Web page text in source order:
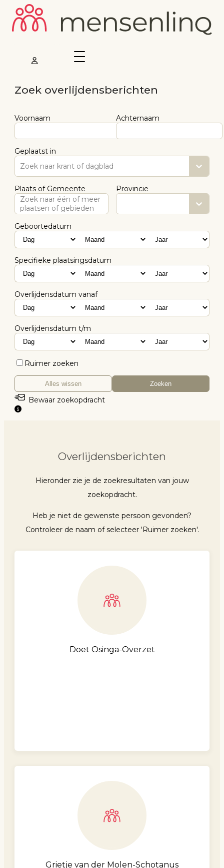
Zoek overlijdensberichten
Voornaam Achternaam
Geplaatst in
Zoek naar krant of dagblad
Plaats of Gemeente
Zoek naar één of meer
plaatsen of gebieden
Provincie
Geboortedatum
Specifieke plaatsingsdatum
Overlijdensdatum vanaf
Overlijdensdatum t/m
Ruimer zoeken
Alles wissen Zoeken
Bewaar zoekopdracht
Overlijdensberichten
Hieronder zie je de zoekresultaten van jouw
zoekopdracht.
Heb je niet de gewenste persoon gevonden?
Controleer de naam of selecteer 'Ruimer zoeken'.
Doet Osinga-Overzet
Grietje van der Molen-Schotanus